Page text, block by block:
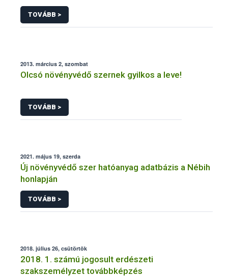
TOVÁBB >
2013. március 2, szombat
Olcsó növényvédő szernek gyilkos a leve!
TOVÁBB >
2021. május 19, szerda
Új növényvédő szer hatóanyag adatbázis a Nébih
honlapján
TOVÁBB >
2018. július 26, csütörtök
2018. 1. számú jogosult erdészeti
szakszemélyzet továbbképzés